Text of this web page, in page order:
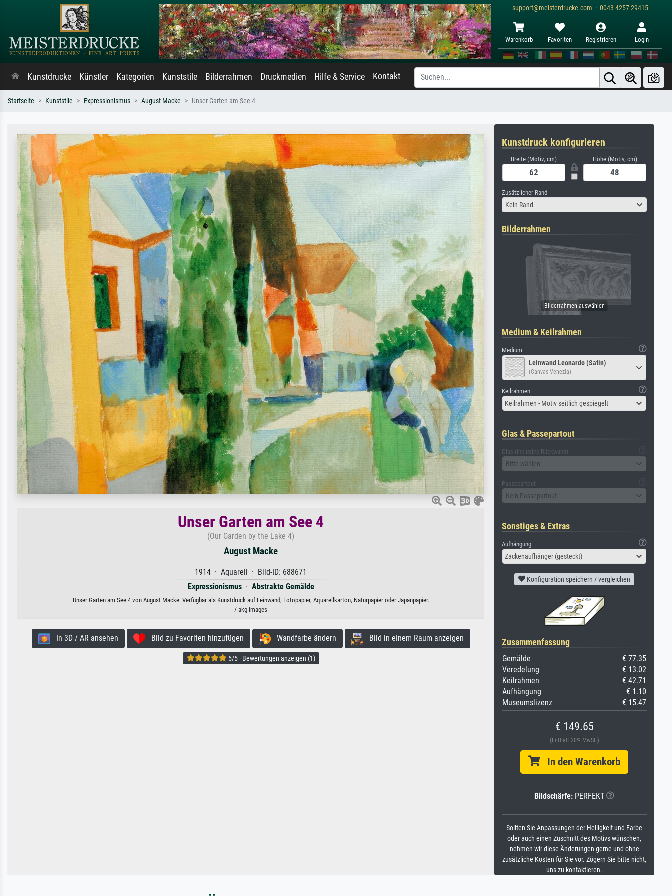
support@meisterdrucke.com · 0043 4257 29415
Warenkorb Favoriten Registrieren Login
Kunstdrucke Künstler Kategorien Kunststile Bilderrahmen Druckmedien Hilfe & Service Kontakt
Startseite Kunststile Expressionismus August Macke Unser Garten am See 4
Unser Garten am See 4
(Our Garden by the Lake 4)
August Macke
1914 · Aquarell · Bild-ID: 688671
Expressionismus· Abstrakte Gemälde
Unser Garten am See 4 von August Macke. Verfügbar als Kunstdruck auf Leinwand, Fotopapier, Aquarellkarton, Naturpapier oder Japanpapier.
/ akg-images
In 3D / AR ansehen Bild zu Favoriten hinzufügen Wandfarbe ändern Bild in einem Raum anzeigen
5/5 · Bewertungen anzeigen (1)
Kunstdruck konfigurieren
Breite (Motiv, cm) Höhe (Motiv, cm)
Zusätzlicher Rand
Kein Rand
Bilderrahmen
Medium & Keilrahmen
Medium
Leinwand Leonardo (Satin)
(Canvas Venezia)
Keilrahmen
Keilrahmen - Motiv seitlich gespiegelt
Glas & Passepartout
Glas (inklusive Rückwand)
Bitte wählen
Passepartout
Kein Passepartout
Sonstiges & Extras
Aufhängung
Zackenaufhänger (gesteckt)
Konfiguration speichern / vergleichen
Zusammenfassung
Gemälde
€ 77.35
Veredelung
€ 13.02
Keilrahmen
€ 42.71
Aufhängung
€ 1.10
Museumslizenz
€ 15.47
€ 149.65
(Enthält 20% MwSt.)
In den Warenkorb
Bildschärfe: PERFEKT
Sollten Sie Anpassungen der Helligkeit und Farbe
oder auch einen Zuschnitt des Motivs wünschen,
nehmen wir diese Änderungen gerne und ohne
zusätzliche Kosten für Sie vor. Zögern Sie bitte nicht,
uns zu kontaktieren.